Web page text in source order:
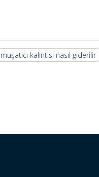
kalıntısı nasıl giderilir